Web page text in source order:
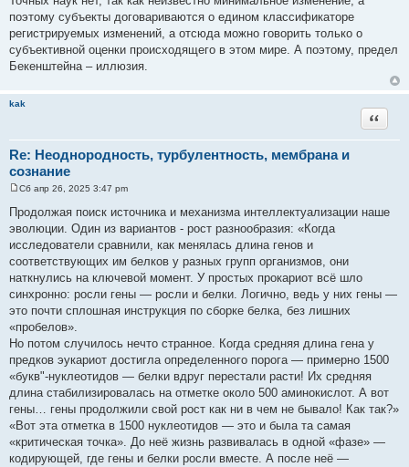
поэтому субъекты договариваются о едином классификаторе
регистрируемых изменений, а отсюда можно говорить только о
субъективной оценки происходящего в этом мире. А поэтому, предел
Бекенштейна – иллюзия.
kak
Re: Неоднородность, турбулентность, мембрана и
сознание
Цитата
о
б
е
н
е
Сб апр 26, 2025 3:47 pm
Продолжая поиск источника и механизма интеллектуализации наше
эволюции. Один из вариантов - рост разнообразия: «Когда
исследователи сравнили, как менялась длина генов и
соответствующих им белков у разных групп организмов, они
наткнулись на ключевой момент. У простых прокариот всё шло
синхронно: росли гены — росли и белки. Логично, ведь у них гены —
это почти сплошная инструкция по сборке белка, без лишних
«пробелов».
Но потом случилось нечто странное. Когда средняя длина гена у
предков эукариот достигла определенного порога — примерно 1500
«букв"-нуклеотидов — белки вдруг перестали расти! Их средняя
длина стабилизировалась на отметке около 500 аминокислот. А вот
гены… гены продолжили свой рост как ни в чем не бывало! Как так?»
«Вот эта отметка в 1500 нуклеотидов — это и была та самая
«критическая точка». До неё жизнь развивалась в одной «фазе» —
кодирующей, где гены и белки росли вместе. А после неё —